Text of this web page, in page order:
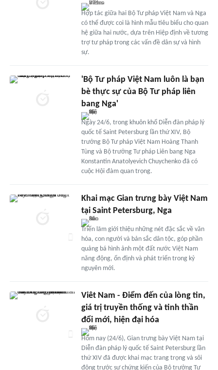
Hợp tác giữa hai Bộ Tư pháp Việt Nam và Nga
có thể được coi là hình mẫu tiêu biểu cho quan
hệ giữa hai nước, dựa trên Hiệp định về tương
trợ tư pháp trong các vấn đề dân sự và hình
sự.
'Bộ Tư pháp Việt Nam luôn là bạn
bè thực sự của Bộ Tư pháp liên
bang Nga'
Ngày 24/6, trong khuôn khổ Diễn đàn pháp lý
quốc tế Saint Petersburg lần thứ XIV, Bộ
trưởng Bộ Tư pháp Việt Nam Hoàng Thanh
Tùng và Bộ trưởng Tư pháp Liên bang Nga
Konstantin Anatolyevich Chuychenko đã có
cuộc Hội đàm quan trọng.
Khai mạc Gian trưng bày Việt Nam
tại Saint Petersburg, Nga
Triển lãm giới thiệu những nét đặc sắc về văn
hóa, con người và bản sắc dân tộc, góp phần
quảng bá hình ảnh một đất nước Việt Nam
năng động, ổn định và phát triển trong kỷ
nguyên mới.
Viêt Nam - Điểm đến của lòng tin,
giá trị truyền thống và tinh thần
đổi mới, hiện đại hóa
Hôm nay (24/6), Gian trưng bày Việt Nam tại
Diễn đàn pháp lý quốc tế Saint Petersburg lần
thứ XIV đã được khai mạc trang trọng và sôi
động trước sự chứng kiến của Bộ trưởng Tư